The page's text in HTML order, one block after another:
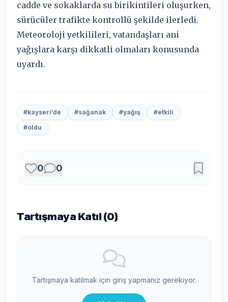
cadde ve sokaklarda su birikintileri oluşurken,
sürücüler trafikte kontrollü şekilde ilerledi.
Meteoroloji yetkilileri, vatandaşları ani
yağışlara karşı dikkatli olmaları konusunda
uyardı.
#kayseri’de #sağanak #yağış
#etkili
#oldu
0 0
Tartışmaya Katıl (0)
Tartışmaya katılmak için giriş yapmanız gerekiyor.